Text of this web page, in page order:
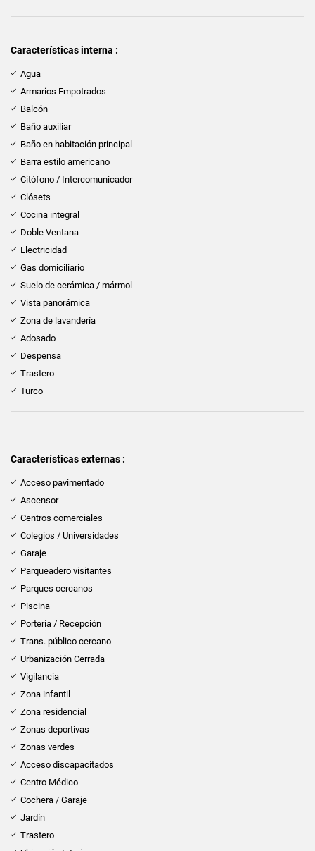
Características interna :
Agua
Armarios Empotrados
Balcón
Baño auxiliar
Baño en habitación principal
Barra estilo americano
Citófono / Intercomunicador
Clósets
Cocina integral
Doble Ventana
Electricidad
Gas domiciliario
Suelo de cerámica / mármol
Vista panorámica
Zona de lavandería
Adosado
Despensa
Trastero
Turco
Características externas :
Acceso pavimentado
Ascensor
Centros comerciales
Colegios / Universidades
Garaje
Parqueadero visitantes
Parques cercanos
Piscina
Portería / Recepción
Trans. público cercano
Urbanización Cerrada
Vigilancia
Zona infantil
Zona residencial
Zonas deportivas
Zonas verdes
Acceso discapacitados
Centro Médico
Cochera / Garaje
Jardín
Trastero